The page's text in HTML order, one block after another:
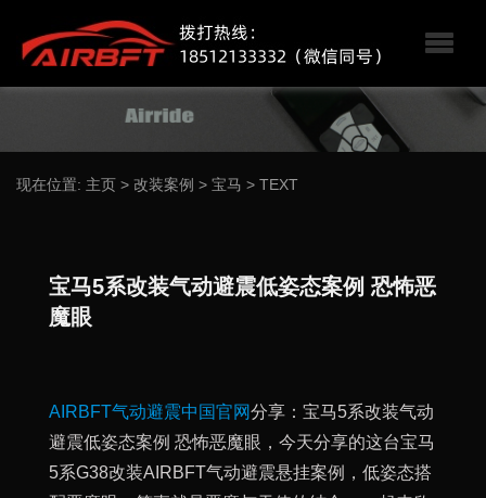
现在位置: 主页 > 改装案例 > 宝马 > TEXT
宝马5系改装气动避震低姿态案例 恐怖恶
魔眼
AIRBFT气动避震中国官网分享：宝马5系改装气动
避震低姿态案例 恐怖恶魔眼，今天分享的这台宝马
5系G38改装AIRBFT气动避震悬挂案例，低姿态搭